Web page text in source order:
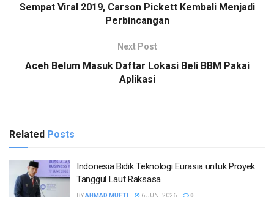
Sempat Viral 2019, Carson Pickett Kembali Menjadi
Perbincangan
Next Post
Aceh Belum Masuk Daftar Lokasi Beli BBM Pakai
Aplikasi
Related Posts
Indonesia Bidik Teknologi Eurasia untuk Proyek
Tanggul Laut Raksasa
BYAHMAD MUFTI 6 JUNI 2026 0